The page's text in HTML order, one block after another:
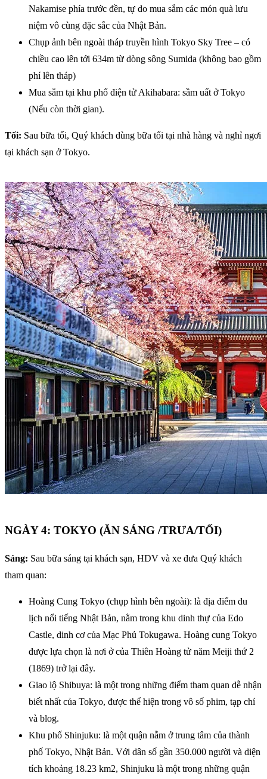
Nakamise phía trước đền, tự do mua sắm các món quà lưu
niệm vô cùng đặc sắc của Nhật Bản.
Chụp ảnh bên ngoài tháp truyền hình Tokyo Sky Tree – có
chiều cao lên tới 634m từ dòng sông Sumida (không bao gồm
phí lên tháp)
Mua sắm tại khu phố điện tử Akihabara: sầm uất ở Tokyo
(Nếu còn thời gian).
Tối: Sau bữa tối, Quý khách dùng bữa tối tại nhà hàng và nghỉ ngơi
tại khách sạn ở Tokyo.
NGÀY 4: TOKYO (ĂN SÁNG /TRƯA/TỐI)
Sáng: Sau bữa sáng tại khách sạn, HDV và xe đưa Quý khách
tham quan:
Hoàng Cung Tokyo (chụp hình bên ngoài): là địa điểm du
lịch nổi tiếng Nhật Bản, nằm trong khu dinh thự của Edo
Castle, dinh cơ của Mạc Phủ Tokugawa. Hoàng cung Tokyo
được lựa chọn là nơi ở của Thiên Hoàng tử năm Meiji thứ 2
(1869) trở lại đây.
Giao lộ Shibuya: là một trong những điểm tham quan dễ nhận
biết nhất của Tokyo, được thể hiện trong vô số phim, tạp chí
và blog.
Khu phố Shinjuku: là một quận nằm ở trung tâm của thành
phố Tokyo, Nhật Bản. Với dân số gần 350.000 người và diện
tích khoảng 18.23 km2, Shinjuku là một trong những quận